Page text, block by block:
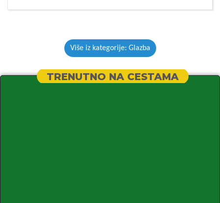
Više iz kategorije: Glazba
TRENUTNO NA CESTAMA